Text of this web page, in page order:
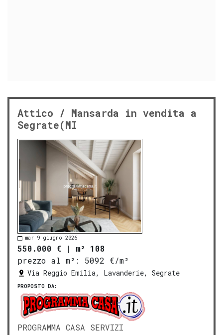
Attico / Mansarda in vendita a
Segrate(MI
mar 9 giugno 2026
550.000 € | m² 108
prezzo al m²:
5092 €/m²
Via Reggio Emilia, Lavanderie, Segrate
PROPOSTO DA:
PROGRAMMA CASA SERVIZI